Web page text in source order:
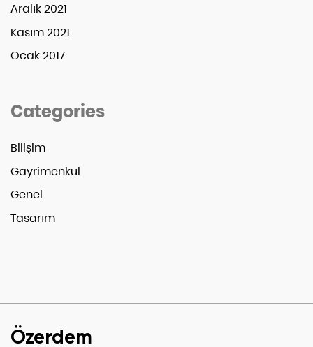
Aralık 2021
Kasım 2021
Ocak 2017
Categories
Bilişim
Gayrimenkul
Genel
Tasarım
Özerdem